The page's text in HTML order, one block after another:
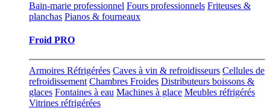
Bain-marie professionnel Fours professionnels Friteuses &
planchas Pianos & fourneaux
Froid PRO
Armoires Réfrigérées Caves à vin & refroidisseurs Cellules de
refroidissement Chambres Froides Distributeurs boissons &
glaces Fontaines à eau Machines à glace Meubles réfrigérés
Vitrines réfrigérées